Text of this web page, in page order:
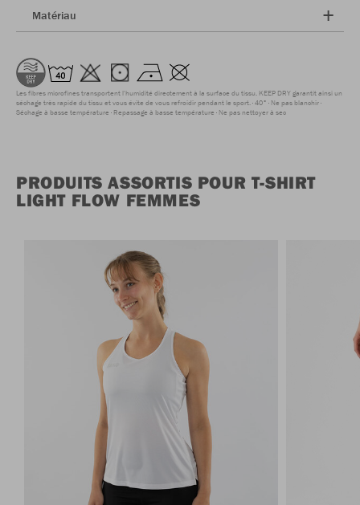
Matériau
Les fibres microfines transportent l'humidité directement à la surface du tissu. KEEP DRY garantit ainsi un
séchage très rapide du tissu et vous évite de vous refroidir pendant le sport. 40° Ne pas blanchir
Séchage à basse température Repassage à basse température Ne pas nettoyer à sec
PRODUITS ASSORTIS POUR T-SHIRT
LIGHT FLOW FEMMES